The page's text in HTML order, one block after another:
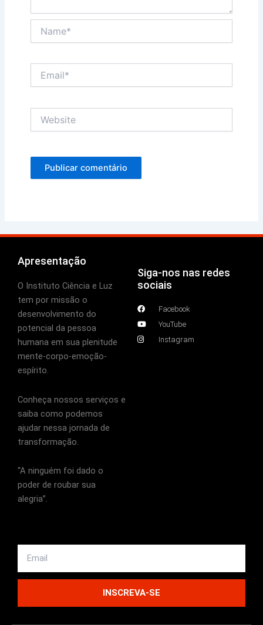
Apresentação
O Instituto Ciência e Luz
tem por missão o
desenvolvimento do
potencial da pessoa
humana em sua plenitude
mente-corpo-emoção-
espírito.
Conheça nossos serviços e
saiba como podemos
ajudar nessa jornada de
transformação.
“A ninguém foi dado o
poder de roubar sua
alegria”.
Siga-nos nas redes
sociais
Facebook
YouTube
Instagram
INSCREVA-SE